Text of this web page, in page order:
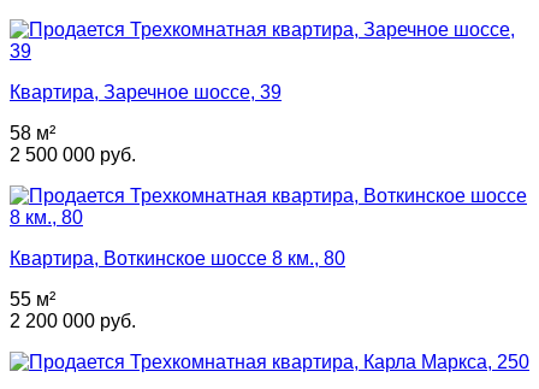
Квартира, Заречное шоссе, 39
58 м²
2 500 000 руб.
Квартира, Воткинское шоссе 8 км., 80
55 м²
2 200 000 руб.